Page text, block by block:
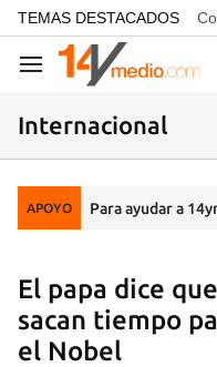
common.go-to-content
TEMAS DESTACADOS
Navegación
Internacional
APOYO Para ayudar a
El papa dice
sacan tiempo
el Nobel